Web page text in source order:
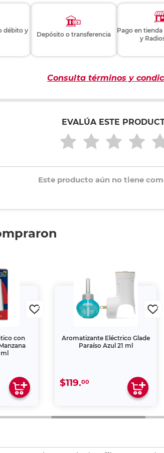
débito y
Depósito o transferencia
Pago en
y
Consulta términos y
EVALÚA ESTE
Este producto aún no tiene
con
Aromatizante Eléctrico Glade
Paraíso Azul 21 ml
$119.00